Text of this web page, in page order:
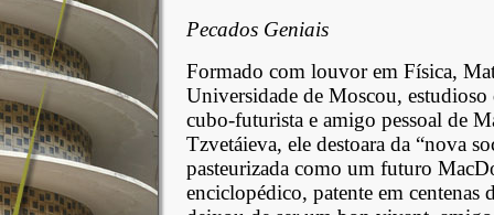
Pecados Geniais
Formado com louvor em Física,
Universidade de Moscou,
cubo-futurista e amigo pessoal de
Tzvetáieva, ele destoara da “nova
pasteurizada como um futuro
enciclopédico, patente em centenas